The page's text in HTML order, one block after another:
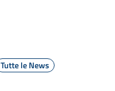
Tutte le News